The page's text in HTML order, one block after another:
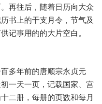
再往后，随着日历向大众
书上的干支月令，节气及
记事用的的大片空白。
多年前的唐顺宗永贞元
一天一页，记载国家、宫
二册，每册的页数和每月